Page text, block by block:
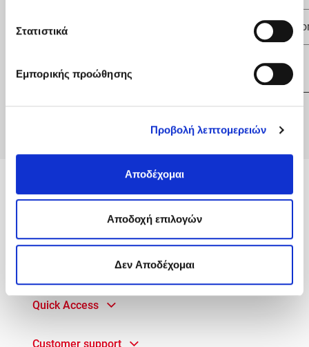
Στατιστικά
Εμπορικής προώθησης
Προβολή λεπτομερειών
Αποδέχομαι
Aποδοχή επιλογών
Δεν Αποδέχομαι
E-mail:
(+357) 22769106
Quick Access
Customer support